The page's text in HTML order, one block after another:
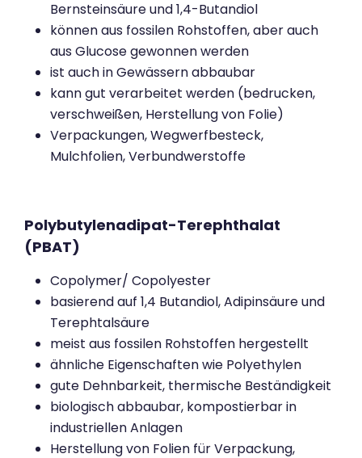
Bernsteinsäure und 1,4-Butandiol
können aus fossilen Rohstoffen, aber auch
aus Glucose gewonnen werden
ist auch in Gewässern abbaubar
kann gut verarbeitet werden (bedrucken,
verschweißen, Herstellung von Folie)
Verpackungen, Wegwerfbesteck,
Mulchfolien, Verbundwerstoffe
Polybutylenadipat-Terephthalat
(PBAT)
Copolymer/ Copolyester
basierend auf 1,4 Butandiol, Adipinsäure und
Terephtalsäure
meist aus fossilen Rohstoffen hergestellt
ähnliche Eigenschaften wie Polyethylen
gute Dehnbarkeit, thermische Beständigkeit
biologisch abbaubar, kompostierbar in
industriellen Anlagen
Herstellung von Folien für Verpackung,